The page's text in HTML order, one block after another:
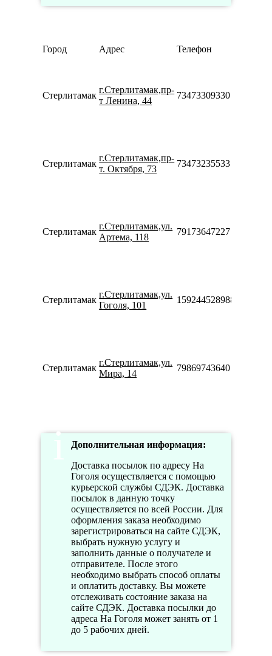
Город Адрес Телефон
Стерлитамак
г.Стерлитамак,пр-
т Ленина, 44
73473309330
Стерлитамак
г.Стерлитамак,пр-
т. Октября, 73
73473235533
Стерлитамак
г.Стерлитамак,ул.
Артема, 118
79173647227
Стерлитамак
г.Стерлитамак,ул.
Гоголя, 101
159244528988
Стерлитамак
г.Стерлитамак,ул.
Мира, 14
79869743640
Дополнительная информация:
Доставка посылок по адресу На
Гоголя осуществляется с помощью
курьерской службы СДЭК. Доставка
посылок в данную точку
осуществляется по всей России. Для
оформления заказа необходимо
зарегистрироваться на сайте СДЭК,
выбрать нужную услугу и
заполнить данные о получателе и
отправителе. После этого
необходимо выбрать способ оплаты
и оплатить доставку. Вы можете
отслеживать состояние заказа на
сайте СДЭК. Доставка посылки до
адреса На Гоголя может занять от 1
до 5 рабочих дней.